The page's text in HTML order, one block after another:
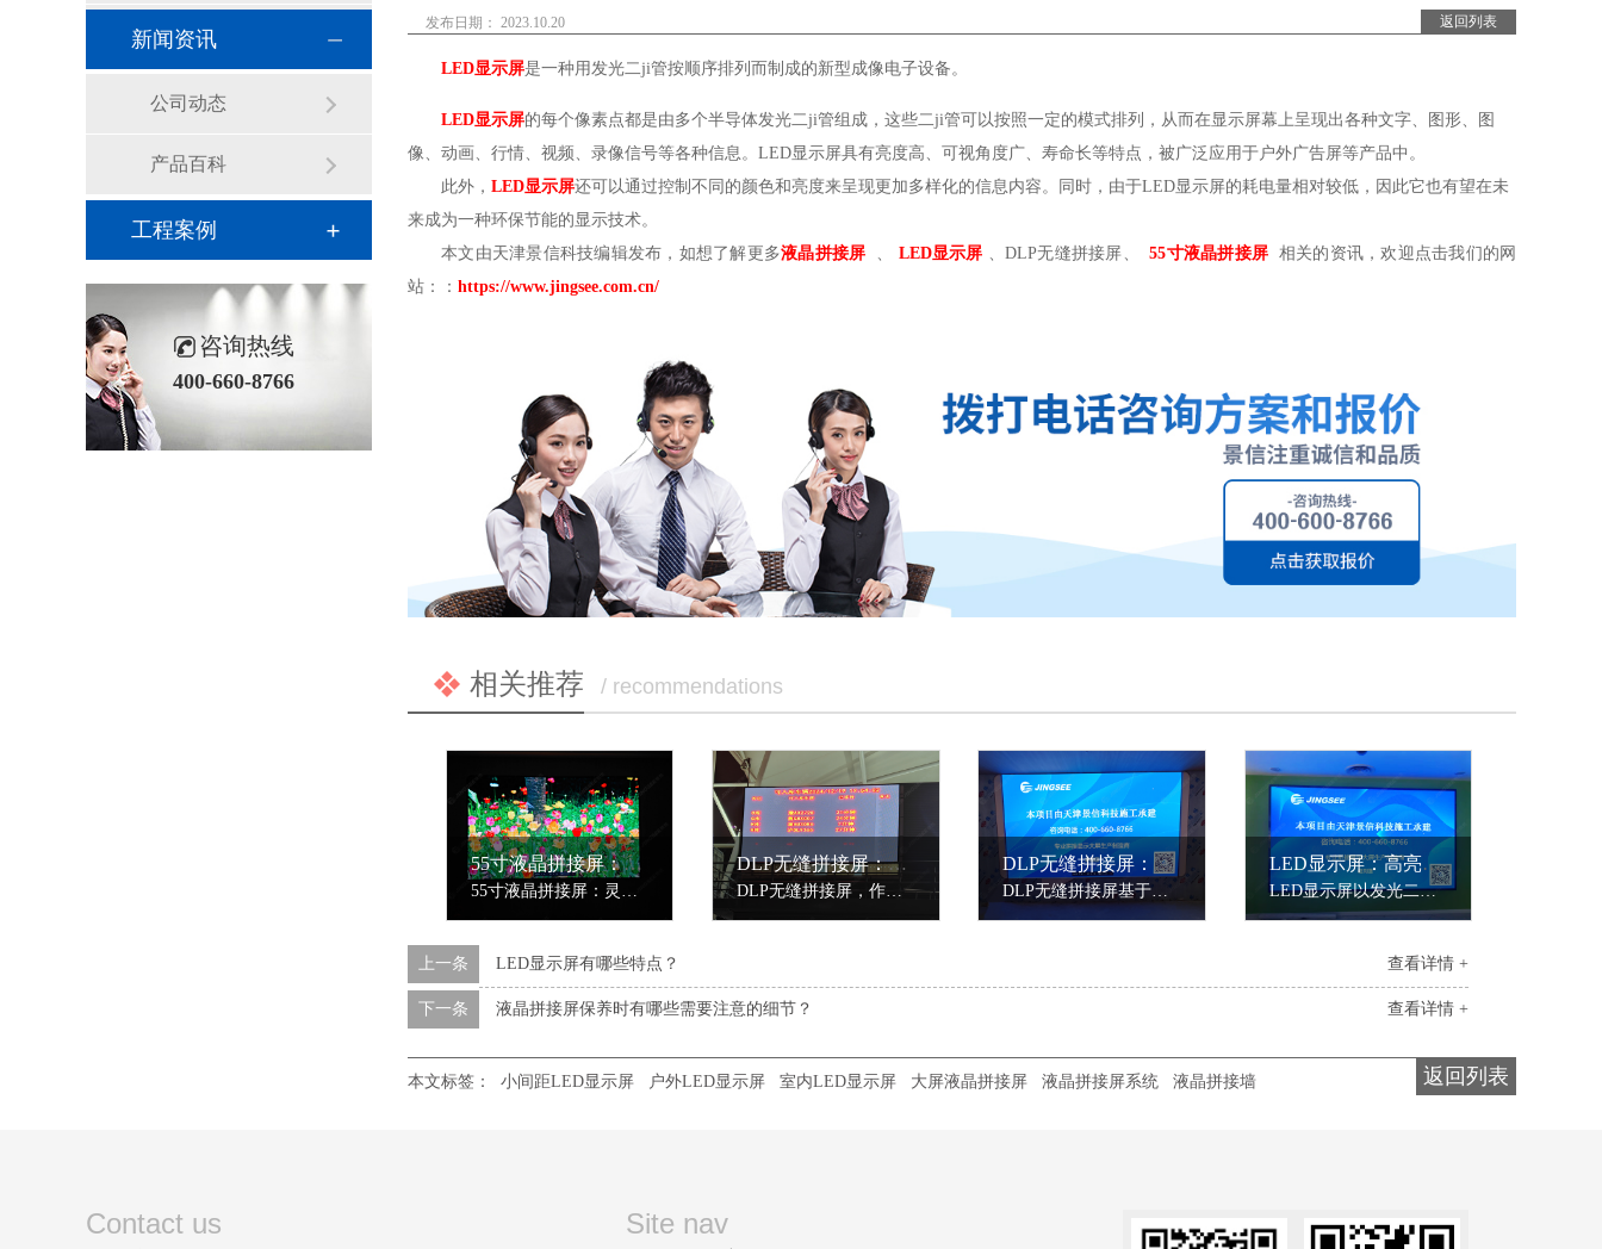
返回列表
发布日期： 2023.10.20
LED显示屏是一种用发光二ji管按顺序排列而制成的新型成像电子设备。
LED显示屏的每个像素点都是由多个半导体发光二ji管组成，这些二ji管可以按照一定的模式排列，从而在显示屏幕上呈现出各种文字、图形、图
像、动画、行情、视频、录像信号等各种信息。LED显示屏具有亮度高、可视角度广、寿命长等特点，被广泛应用于户外广告屏等产品中。
此外， LED显示屏还可以通过控制不同的颜色和亮度来呈现更加多样化的信息内容。同时，由于LED显示屏的耗电量相对较低，因此它也有望在未
来成为一种环保节能的显示技术。
本文由天津景信科技编辑发布，如想了解更多液晶拼接屏 、 LED显示屏 、DLP无缝拼接屏、 55寸液晶拼接屏 相关的资讯，欢迎点击我们的网
站：： https://www.jingsee.com.cn/
相关推荐 / recommendations
55寸液晶拼接屏：灵活拼接，满足多样显示需求 DLP无缝拼接屏：大屏显示之选
DLP无缝拼接屏，作为大屏显示领域的佼佼者，以其无可比拟的视觉效果和技术优势，成为应用场景的主要选择。其核心技术基于数字光处理（DLP）技术，通过数字微镜元件（DMD）实现高精度图像显示。
DLP无缝拼接屏：光学投影的充分演绎 LED显示屏：高亮度与场景适应性的结合
LED显示屏以发光二极管为像素单元，通过动态扫描技术实现高亮度、广视角显示。其核心参数包括亮度（室内屏300-1500cd/m²，室外屏3000-5000cd/m²）、灰度等级（1024-4096级）及刷新频率（≥3840Hz），确保画面无闪烁、色彩过渡自然。
查看详情 +
上一条 LED显示屏有哪些特点？
查看详情 +
下一条 液晶拼接屏保养时有哪些需要注意的细节？
返回列表
本文标签： 小间距LED显示屏 户外LED显示屏 室内LED显示屏 大屏液晶拼接屏 液晶拼接屏系统 液晶拼接墙
新闻资讯
公司动态
产品百科
工程案例
咨询热线
400-660-8766
Contact us Site nav